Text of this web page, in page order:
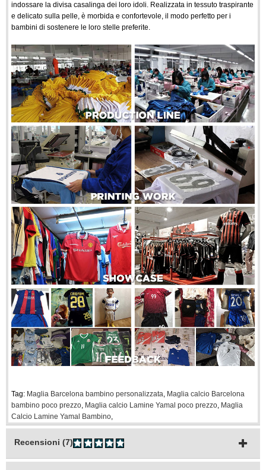
indossare la divisa casalinga dei loro idoli. Realizzata in tessuto traspirante
e delicato sulla pelle, è morbida e confortevole, il modo perfetto per i
bambini di sostenere le loro stelle preferite.
Tag: Maglia Barcelona bambino personalizzata, Maglia calcio Barcelona
bambino poco prezzo, Maglia calcio Lamine Yamal poco prezzo, Maglia
Calcio Lamine Yamal Bambino,
Recensioni (7)